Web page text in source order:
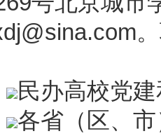
民办高校党
各省（区、